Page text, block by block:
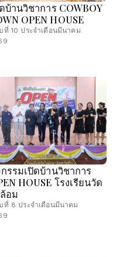
บ้านวิชาการ COWBOY
OPEN HOUSE
ที่ 10 ประจำเดือนมีนาคม
รรมเปิดบ้านวิชาการ
HOUSE โรงเรียนวัด
อม
ที่ 8 ประจำเดือนมีนาคม